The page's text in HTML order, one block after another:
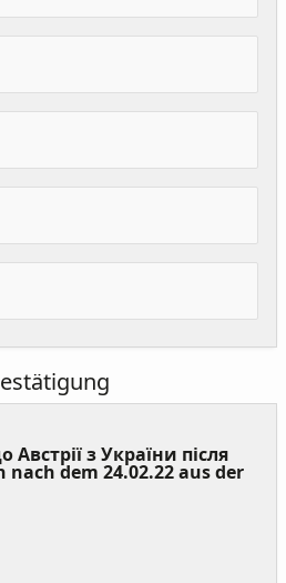
Австрії з України після
nach dem 24.02.22 aus der